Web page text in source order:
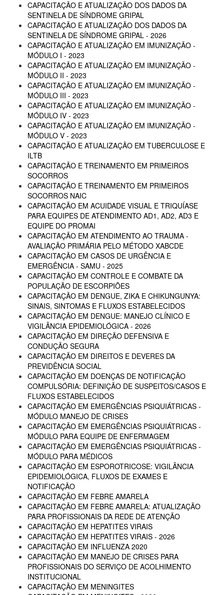
CAPACITAÇÃO E ATUALIZAÇÃO DOS DADOS DA
SENTINELA DE SÍNDROME GRIPAL
CAPACITAÇÃO E ATUALIZAÇÃO DOS DADOS DA
SENTINELA DE SÍNDROME GRIPAL - 2026
CAPACITAÇÃO E ATUALIZAÇÃO EM IMUNIZAÇÃO -
MÓDULO I - 2023
CAPACITAÇÃO E ATUALIZAÇÃO EM IMUNIZAÇÃO -
MÓDULO II - 2023
CAPACITAÇÃO E ATUALIZAÇÃO EM IMUNIZAÇÃO -
MÓDULO III - 2023
CAPACITAÇÃO E ATUALIZAÇÃO EM IMUNIZAÇÃO -
MÓDULO IV - 2023
CAPACITAÇÃO E ATUALIZAÇÃO EM IMUNIZAÇÃO -
MÓDULO V - 2023
CAPACITAÇÃO E ATUALIZAÇÃO EM TUBERCULOSE E
ILTB
CAPACITAÇÃO E TREINAMENTO EM PRIMEIROS
SOCORROS
CAPACITAÇÃO E TREINAMENTO EM PRIMEIROS
SOCORROS NAIC
CAPACITAÇÃO EM ACUIDADE VISUAL E TRIQUÍASE
PARA EQUIPES DE ATENDIMENTO AD1, AD2, AD3 E
EQUIPE DO PROMAI
CAPACITAÇÃO EM ATENDIMENTO AO TRAUMA -
AVALIAÇÃO PRIMÁRIA PELO MÉTODO XABCDE
CAPACITAÇÃO EM CASOS DE URGÊNCIA E
EMERGÊNCIA - SAMU - 2025
CAPACITAÇÃO EM CONTROLE E COMBATE DA
POPULAÇÃO DE ESCORPIÕES
CAPACITAÇÃO EM DENGUE, ZIKA E CHIKUNGUNYA:
SINAIS, SINTOMAS E FLUXOS ESTABELECIDOS
CAPACITAÇÃO EM DENGUE: MANEJO CLÍNICO E
VIGILÂNCIA EPIDEMIOLÓGICA - 2026
CAPACITAÇÃO EM DIREÇÃO DEFENSIVA E
CONDUÇÃO SEGURA
CAPACITAÇÃO EM DIREITOS E DEVERES DA
PREVIDÊNCIA SOCIAL
CAPACITAÇÃO EM DOENÇAS DE NOTIFICAÇÃO
COMPULSÓRIA: DEFINIÇÃO DE SUSPEITOS/CASOS E
FLUXOS ESTABELECIDOS
CAPACITAÇÃO EM EMERGÊNCIAS PSIQUIÁTRICAS -
MÓDULO MANEJO DE CRISES
CAPACITAÇÃO EM EMERGÊNCIAS PSIQUIÁTRICAS -
MÓDULO PARA EQUIPE DE ENFERMAGEM
CAPACITAÇÃO EM EMERGÊNCIAS PSIQUIÁTRICAS -
MÓDULO PARA MÉDICOS
CAPACITAÇÃO EM ESPOROTRICOSE: VIGILÂNCIA
EPIDEMIOLÓGICA, FLUXOS DE EXAMES E
NOTIFICAÇÃO
CAPACITAÇÃO EM FEBRE AMARELA
CAPACITAÇÃO EM FEBRE AMARELA: ATUALIZAÇÃO
PARA PROFISSIONAIS DA REDE DE ATENÇÃO
CAPACITAÇÃO EM HEPATITES VIRAIS
CAPACITAÇÃO EM HEPATITES VIRAIS - 2026
CAPACITAÇÃO EM INFLUENZA 2020
CAPACITAÇÃO EM MANEJO DE CRISES PARA
PROFISSIONAIS DO SERVIÇO DE ACOLHIMENTO
INSTITUCIONAL
CAPACITAÇÃO EM MENINGITES